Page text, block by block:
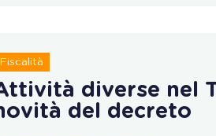
Fiscalità
diverse nel
del decreto